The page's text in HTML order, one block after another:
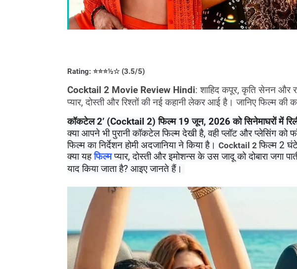
Rating: ⭐⭐⭐½☆ (3.5/5)
Cocktail 2 Movie Review Hindi: शाहिद कपूर, कृति सेनन और
प्यार, दोस्ती और रिश्तों की नई कहानी लेकर आई है। जानिए फिल्म की
कॉकटेल 2’ (Cocktail 2) फिल्म 19 जून, 2026 को सिनेमाघरों में
क्या आपने भी पुरानी कॉकटेल फिल्म देखी है, वही प्लॉट और प्लेसिंग को
फिल्म का निर्देशन होमी अदजानिया ने किया है। Cocktail 2 फिल्म 2
क्या यह फिल्म प्यार, दोस्ती और इमोशन्स के उस जादू को दोबारा जगा
याद किया जाता है? आइए जानते हैं।